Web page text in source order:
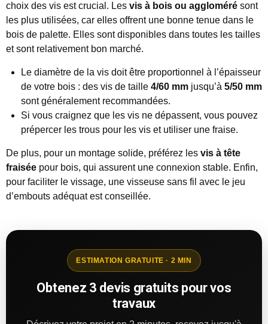
choix des vis est crucial. Les vis à bois ou aggloméré sont
les plus utilisées, car elles offrent une bonne tenue dans le
bois de palette. Elles sont disponibles dans toutes les tailles
et sont relativement bon marché.
Le diamètre de la vis doit être proportionnel à l’épaisseur
de votre bois : des vis de taille 4/60 mm jusqu’à 5/50 mm
sont généralement recommandées.
Si vous craignez que les vis ne dépassent, vous pouvez
prépercer les trous pour les vis et utiliser une fraise.
De plus, pour un montage solide, préférez les vis à tête
fraisée pour bois, qui assurent une connexion stable. Enfin,
pour faciliter le vissage, une visseuse sans fil avec le jeu
d’embouts adéquat est conseillée.
ESTIMATION GRATUITE · 2 MIN
Obtenez 3 devis gratuits pour vos
travaux